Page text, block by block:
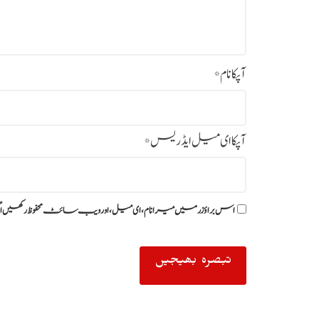
آپکا نام*
آپکا ای میل ایڈریس*
اس براؤزر میں میرا نام، ای میل، اور ویب سائٹ محفوظ